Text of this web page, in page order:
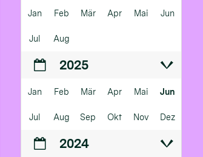
Jan Feb Mär Apr Mai Jun
Jul Aug
2025
Jan Feb Mär Apr Mai Jun
Jul Aug Sep Okt Nov Dez
2024